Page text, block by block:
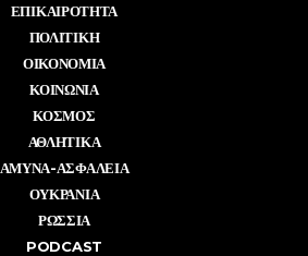
ΕΠΙΚΑΙΡΟΤΗΤΑ
ΠΟΛΙΤΙΚΗ
ΟΙΚΟΝΟΜΙΑ
ΚΟΙΝΩΝΙΑ
ΚΟΣΜΟΣ
ΑΘΛΗΤΙΚΑ
ΑΜΥΝΑ-ΑΣΦΑΛΕΙΑ
ΟΥΚΡΑΝΙΑ
ΡΩΣΣΙΑ
PODCAST